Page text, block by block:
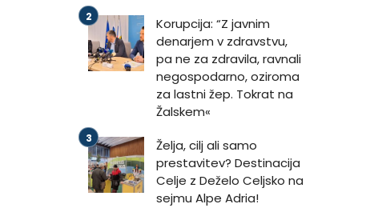
Korupcija: “Z javnim
denarjem v zdravstvu,
pa ne za zdravila, ravnali
negospodarno, oziroma
za lastni žep. Tokrat na
Žalskem«
Želja, cilj ali samo
prestavitev? Destinacija
Celje z Deželo Celjsko na
sejmu Alpe Adria!